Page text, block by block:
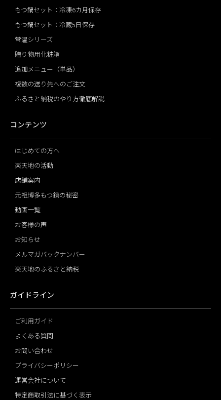
もつ鍋セット：冷凍6カ月保存
もつ鍋セット：冷蔵5日保存
常温シリーズ
贈り物用化粧箱
追加メニュー（単品）
複数の送り先へのご注文
ふるさと納税のやり方徹底解説
コンテンツ
はじめての方へ
楽天地の活動
店舗案内
元祖博多もつ鍋の秘密
動画一覧
お客様の声
お知らせ
メルマガバックナンバー
楽天地のふるさと納税
ガイドライン
ご利用ガイド
よくある質問
お問い合わせ
プライバシーポリシー
運営会社について
特定商取引法に基づく表示